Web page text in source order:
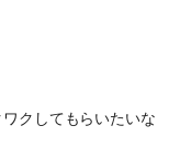
クしてもらいたいな